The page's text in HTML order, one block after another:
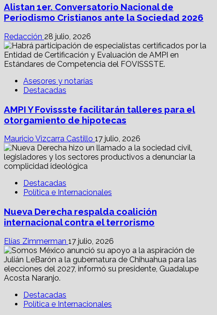
Alistan 1er. Conversatorio Nacional de
Periodismo Cristianos ante la Sociedad 2026
Redacción 28 julio, 2026
Asesores y notarías
Destacadas
AMPI Y Fovissste facilitarán talleres para el
otorgamiento de hipotecas
Mauricio Vizcarra Castillo 17 julio, 2026
Destacadas
Política e Internacionales
Nueva Derecha respalda coalición
internacional contra el terrorismo
Elías Zimmerman 17 julio, 2026
Destacadas
Política e Internacionales